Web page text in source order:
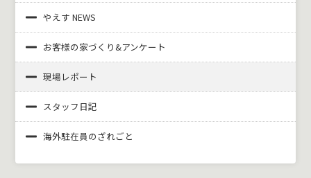
やえす NEWS
お客様の家づくり&アンケート
現場レポート
スタッフ日記
海外駐在員のざれごと